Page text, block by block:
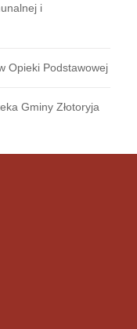
i
Opieki Podstawowej
Gminy Złotoryja